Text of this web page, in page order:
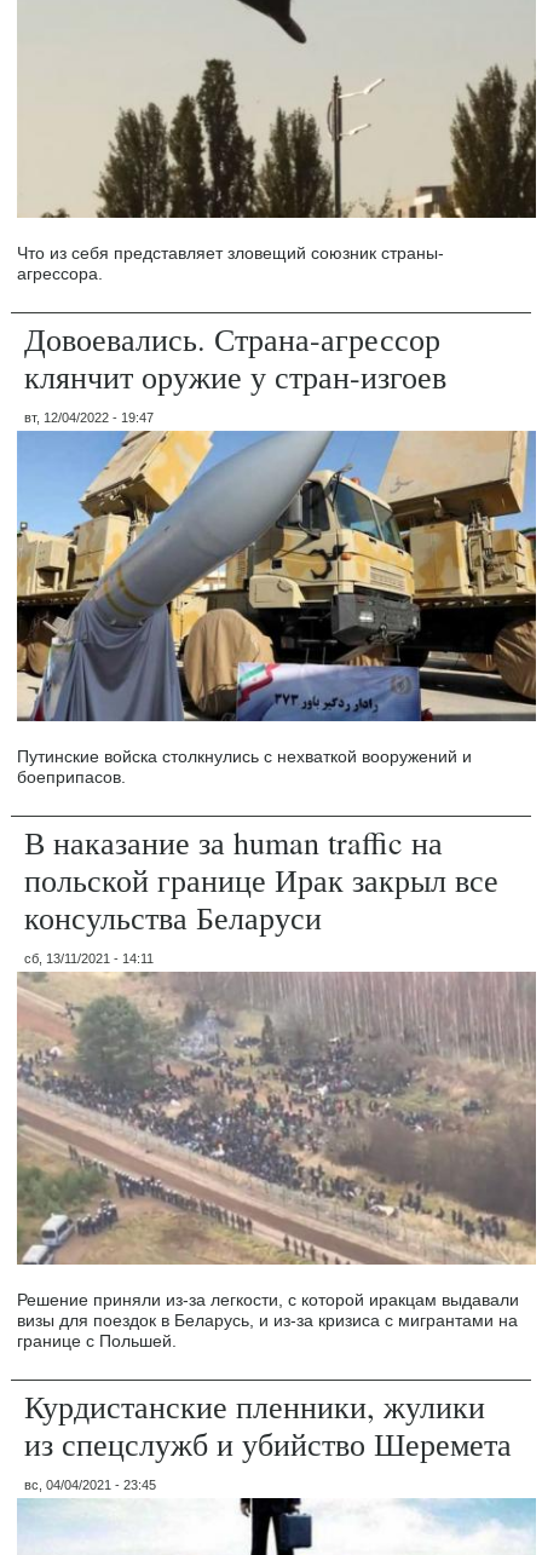
Что из себя представляет зловещий союзник страны-
агрессора.
Довоевались. Страна-агрессор
клянчит оружие у стран-изгоев
вт, 12/04/2022 - 19:47
Путинские войска столкнулись с нехваткой вооружений и
боеприпасов.
В наказание за human traffic на
польской границе Ирак закрыл все
консульства Беларуси
сб, 13/11/2021 - 14:11
Решение приняли из-за легкости, с которой иракцам выдавали
визы для поездок в Беларусь, и из-за кризиса с мигрантами на
границе с Польшей.
Курдистанские пленники, жулики
из спецслужб и убийство Шеремета
вс, 04/04/2021 - 23:45